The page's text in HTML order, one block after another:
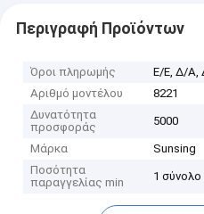
Περιγραφή Προϊόντων
Όροι πληρωμής
Ε/Ε, Δ/Α,
Αριθμό μοντέλου
8221
Δυνατότητα
προσφοράς
5000
Μάρκα
Sunsing
Ποσότητα
παραγγελίας min
1 σύνολο